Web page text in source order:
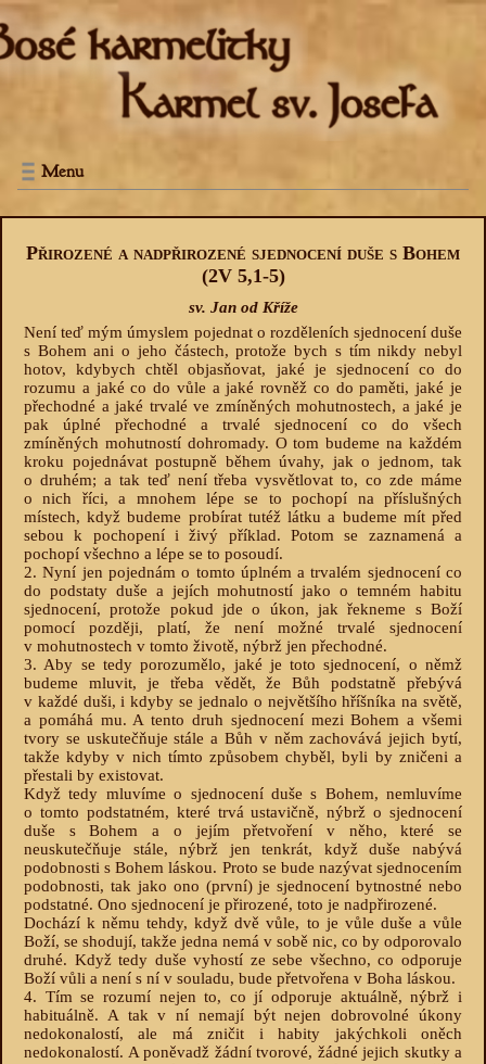
Menu
Přirozené a nadpřirozené sjednocení duše s Bohem
(2V 5,1-5)
sv. Jan od Kříže
Není teď mým úmyslem pojednat o rozděleních sjednocení duše
s Bohem ani o jeho částech, protože bych s tím nikdy nebyl
hotov, kdybych chtěl objasňovat, jaké je sjednocení co do
rozumu a jaké co do vůle a jaké rovněž co do paměti, jaké je
přechodné a jaké trvalé ve zmíněných mohutnostech, a jaké je
pak úplné přechodné a trvalé sjednocení co do všech
zmíněných mohutností dohromady. O tom budeme na každém
kroku pojednávat postupně během úvahy, jak o jednom, tak
o druhém; a tak teď není třeba vysvětlovat to, co zde máme
o nich říci, a mnohem lépe se to pochopí na příslušných
místech, když budeme probírat tutéž látku a budeme mít před
sebou k pochopení i živý příklad. Potom se zaznamená a
pochopí všechno a lépe se to posoudí.
2. Nyní jen pojednám o tomto úplném a trvalém sjednocení co
do podstaty duše a jejích mohutností jako o temném habitu
sjednocení, protože pokud jde o úkon, jak řekneme s Boží
pomocí později, platí, že není možné trvalé sjednocení
v mohutnostech v tomto životě, nýbrž jen přechodné.
3. Aby se tedy porozumělo, jaké je toto sjednocení, o němž
budeme mluvit, je třeba vědět, že Bůh podstatně přebývá
v každé duši, i kdyby se jednalo o největšího hříšníka na světě,
a pomáhá mu. A tento druh sjednocení mezi Bohem a všemi
tvory se uskutečňuje stále a Bůh v něm zachovává jejich bytí,
takže kdyby v nich tímto způsobem chyběl, byli by zničeni a
přestali by existovat.
Když tedy mluvíme o sjednocení duše s Bohem, nemluvíme
o tomto podstatném, které trvá ustavičně, nýbrž o sjednocení
duše s Bohem a o jejím přetvoření v něho, které se
neuskutečňuje stále, nýbrž jen tenkrát, když duše nabývá
podobnosti s Bohem láskou. Proto se bude nazývat sjednocením
podobnosti, tak jako ono (první) je sjednocení bytnostné nebo
podstatné. Ono sjednocení je přirozené, toto je nadpřirozené.
Dochází k němu tehdy, když dvě vůle, to je vůle duše a vůle
Boží, se shodují, takže jedna nemá v sobě nic, co by odporovalo
druhé. Když tedy duše vyhostí ze sebe všechno, co odporuje
Boží vůli a není s ní v souladu, bude přetvořena v Boha láskou.
4. Tím se rozumí nejen to, co jí odporuje aktuálně, nýbrž i
habituálně. A tak v ní nemají být nejen dobrovolné úkony
nedokonalostí, ale má zničit i habity jakýchkoli oněch
nedokonalostí. A poněvadž žádní tvorové, žádné jejich skutky a